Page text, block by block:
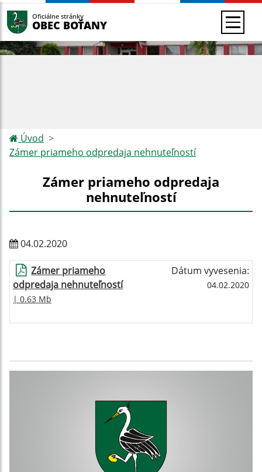
Oficiálne stránky
OBEC BOŤANY
Úvod
Zámer priameho odpredaja nehnuteľností
Zámer priameho odpredaja
nehnuteľností
04.02.2020
Zámer priameho
odpredaja nehnuteľností
| 0.63 Mb
Dátum vyvesenia:
04.02.2020